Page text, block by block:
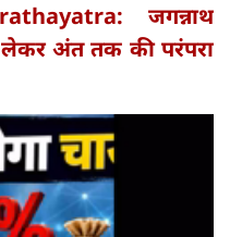
जगन्नाथ
लेकर अंत तक की परंपरा